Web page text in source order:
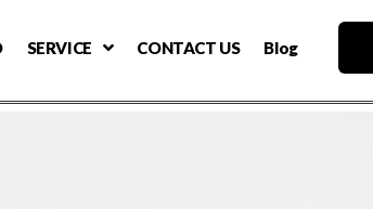
SERVICE CONTACT US Blog